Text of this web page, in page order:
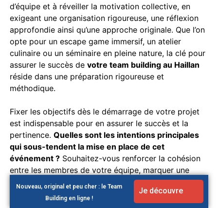
d’équipe et à réveiller la motivation collective, en
exigeant une organisation rigoureuse, une réflexion
approfondie ainsi qu’une approche originale. Que l’on
opte pour un escape game immersif, un atelier
culinaire ou un séminaire en pleine nature, la clé pour
assurer le succès de votre team building au Haillan
réside dans une préparation rigoureuse et
méthodique.
Fixer les objectifs dès le démarrage de votre projet
est indispensable pour en assurer le succès et la
pertinence. Quelles sont les intentions principales
qui sous-tendent la mise en place de cet
événement ? Souhaitez-vous renforcer la cohésion
entre les membres de votre équipe, marquer une
réussite professionnelle, faciliter l’intégration des
nouvelles recrues ou encore instaurer un moment de
détente et de convivialité au sein de votre
Nouveau, original et peu cher : le Team
Building en ligne !
Je découvre